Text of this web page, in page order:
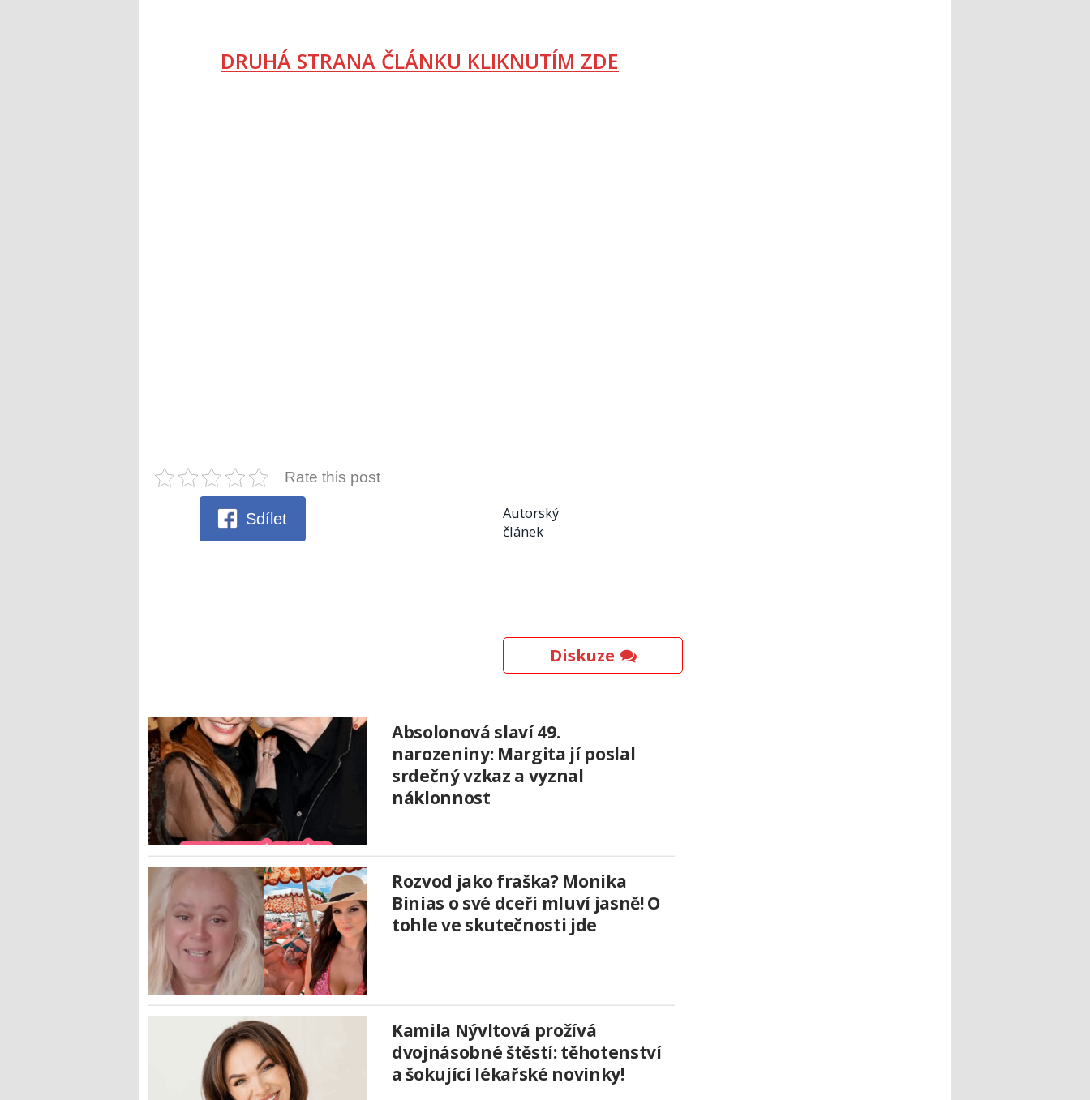
DRUHÁ STRANA ČLÁNKU KLIKNUTÍM ZDE
Rate this post
Sdílet
Autorský
článek
Diskuze
Absolonová slaví 49.
narozeniny: Margita jí poslal
srdečný vzkaz a vyznal
náklonnost
Rozvod jako fraška? Monika
Binias o své dceři mluví jasně! O
tohle ve skutečnosti jde
Kamila Nývltová prožívá
dvojnásobné štěstí: těhotenství
a šokující lékařské novinky!